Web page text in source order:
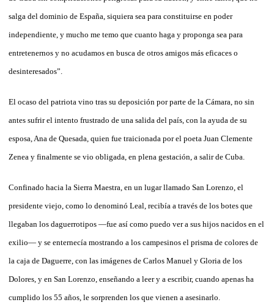
salga del dominio de España, siquiera sea para constituirse en poder
independiente, y mucho me temo que cuanto haga y proponga sea para
entretenernos y no acudamos en busca de otros amigos más eficaces o
desinteresados”.
El ocaso del patriota vino tras su deposición por parte de la Cámara, no sin
antes sufrir el intento frustrado de una salida del país, con la ayuda de su
esposa, Ana de Quesada, quien fue traicionada por el poeta Juan Clemente
Zenea y finalmente se vio obligada, en plena gestación, a salir de Cuba.
Confinado hacia la Sierra Maestra, en un lugar llamado San Lorenzo, el
presidente viejo, como lo denominó Leal, recibía a través de los botes que
llegaban los daguerrotipos —fue así como puedo ver a sus hijos nacidos en el
exilio— y se enternecía mostrando a los campesinos el prisma de colores de
la caja de Daguerre, con las imágenes de Carlos Manuel y Gloria de los
Dolores, y en San Lorenzo, enseñando a leer y a escribir, cuando apenas ha
cumplido los 55 años, le sorprenden los que vienen a asesinarlo.